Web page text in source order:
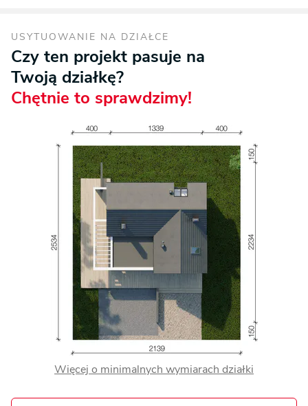
USYTUOWANIE NA DZIAŁCE
Czy ten projekt pasuje na
Twoją działkę?
Chętnie to sprawdzimy!
Więcej o minimalnych wymiarach działki